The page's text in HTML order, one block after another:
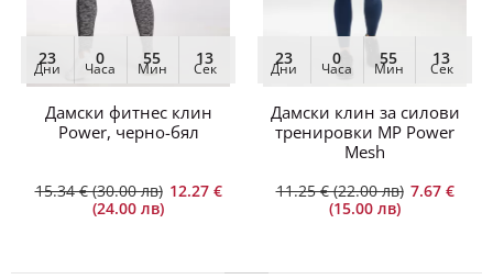
23
Дни
0
Часа
55
Мин
13
Сек
Дамски фитнес клин
Power, черно-бял
15.34 € (30.00 лв) 12.27 €
(24.00 лв)
23
Дни
0
Часа
55
Мин
13
Сек
Дамски клин за силови
тренировки MP Power
Mesh
11.25 € (22.00 лв) 7.67 €
(15.00 лв)